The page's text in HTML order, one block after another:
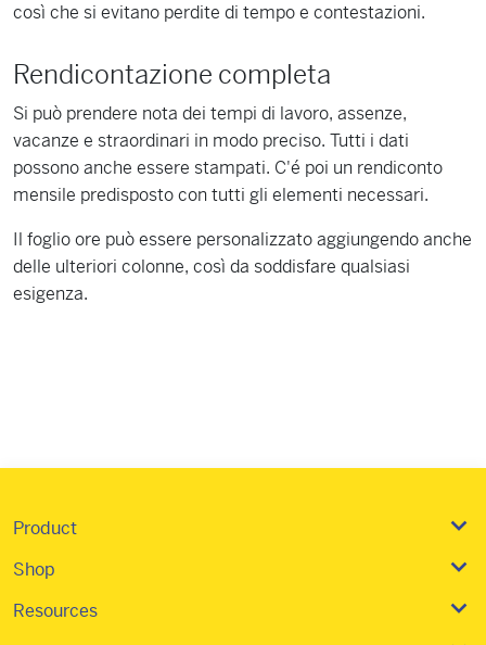
così che si evitano perdite di tempo e contestazioni.
Rendicontazione completa
Si può prendere nota dei tempi di lavoro, assenze,
vacanze e straordinari in modo preciso. Tutti i dati
possono anche essere stampati. C'é poi un rendiconto
mensile predisposto con tutti gli elementi necessari.
Il foglio ore può essere personalizzato aggiungendo anche
delle ulteriori colonne, così da soddisfare qualsiasi
esigenza.
Product
Shop
Resources